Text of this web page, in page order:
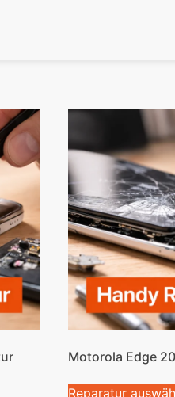
Motorola Edge
Reparatur